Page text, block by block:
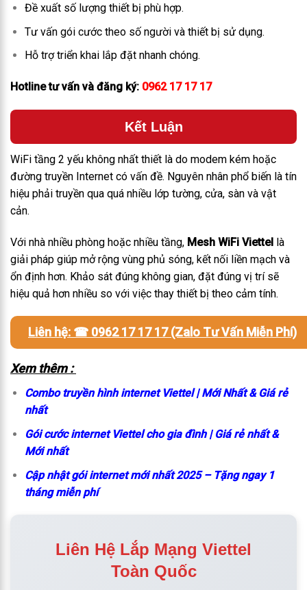
Đề xuất số lượng thiết bị phù hợp.
Tư vấn gói cước theo số người và thiết bị sử dụng.
Hỗ trợ triển khai lắp đặt nhanh chóng.
Hotline tư vấn và đăng ký: 0962 17 17 17
Kết Luận
WiFi tầng 2 yếu không nhất thiết là do modem kém hoặc
đường truyền Internet có vấn đề. Nguyên nhân phổ biến là tín
hiệu phải truyền qua quá nhiều lớp tường, cửa, sàn và vật
cản.
Với nhà nhiều phòng hoặc nhiều tầng, Mesh WiFi Viettel là
giải pháp giúp mở rộng vùng phủ sóng, kết nối liền mạch và
ổn định hơn. Khảo sát đúng không gian, đặt đúng vị trí sẽ
hiệu quả hơn nhiều so với việc thay thiết bị theo cảm tính.
Liên hệ: ☎ 0962 17 17 17 (Zalo Tư Vấn Miễn Phí)
Xem thêm :
Combo truyền hình internet Viettel | Mới Nhất & Giá rẻ
nhất
Gói cước internet Viettel cho gia đình | Giá rẻ nhất &
Mới nhất
Cập nhật gói internet mới nhất 2025 – Tặng ngay 1
tháng miễn phí
Liên Hệ Lắp Mạng Viettel
Toàn Quốc